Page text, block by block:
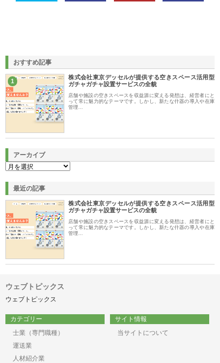
おすすめ記事
1
株式会社東京デッセルが提供する空きスペース活用型
ガチャガチャ設置サービスの全貌
店舗や施設の空きスペースを収益源に変える発想は、経営者にと
って常に魅力的なテーマです。しかし、新たな什器の導入や在庫
管理…
アーカイブ
最近の記事
株式会社東京デッセルが提供する空きスペース活用型
ガチャガチャ設置サービスの全貌
店舗や施設の空きスペースを収益源に変える発想は、経営者にと
って常に魅力的なテーマです。しかし、新たな什器の導入や在庫
管理…
ウェブトピックス
ウェブトピックス
カテゴリー
士業（専門職種）
運送業
人材紹介業
サイト情報
当サイトについて